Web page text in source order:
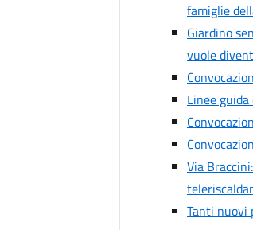
famiglie
Giardino
vuole
Linee
Via
Tanti nuovi